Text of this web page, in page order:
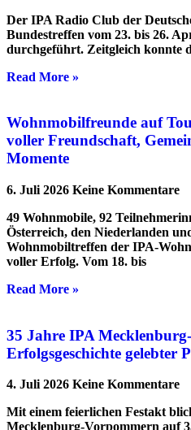
Der IPA Radio Club der
Bundestreffen vom 23. bis 26.
durchgeführt. Zeitgleich konnte
Read More »
Wohnmobilfreunde auf
voller Freundschaft,
Momente
6. Juli 2026 Keine Kommentare
49 Wohnmobile, 92
Österreich, den Niederlanden
Wohnmobiltreffen der IPA-
voller Erfolg. Vom 18. bis
Read More »
35 Jahre IPA
Erfolgsgeschichte gelebter
4. Juli 2026 Keine Kommentare
Mit einem feierlichen Festakt
Mecklenburg-Vorpommern auf